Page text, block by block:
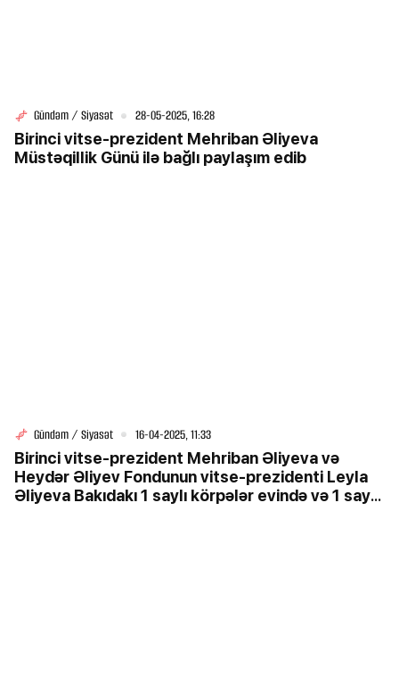
Gündəm / Siyasət 28-05-2025, 16:28
Birinci vitse-prezident Mehriban Əliyeva
Müstəqillik Günü ilə bağlı paylaşım edib
Gündəm / Siyasət 16-04-2025, 11:33
Birinci vitse-prezident Mehriban Əliyeva və
Heydər Əliyev Fondunun vitse-prezidenti Leyla
Əliyeva Bakıdakı 1 saylı körpələr evində və 1 saylı